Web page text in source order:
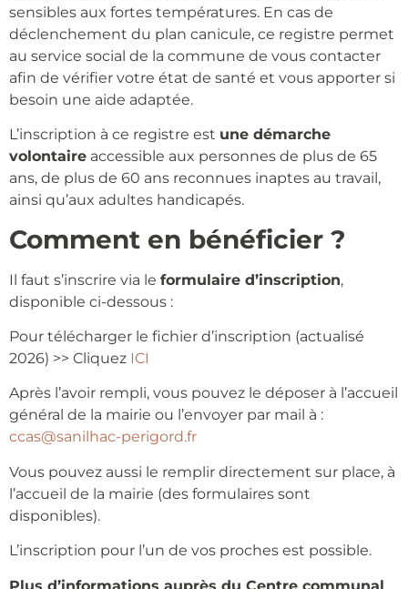
sensibles aux fortes températures. En cas de
déclenchement du plan canicule, ce registre permet
au service social de la commune de vous contacter
afin de vérifier votre état de santé et vous apporter si
besoin une aide adaptée.
L’inscription à ce registre est une démarche
volontaire accessible aux personnes de plus de 65
ans, de plus de 60 ans reconnues inaptes au travail,
ainsi qu’aux adultes handicapés.
Comment en bénéficier ?
Il faut s’inscrire via le formulaire d’inscription,
disponible ci-dessous :
Pour télécharger le fichier d’inscription (actualisé
2026) >> Cliquez ICI
Après l’avoir rempli, vous pouvez le déposer à l’accueil
général de la mairie ou l’envoyer par mail à :
ccas@sanilhac-perigord.fr
Vous pouvez aussi le remplir directement sur place, à
l’accueil de la mairie (des formulaires sont
disponibles).
L’inscription pour l’un de vos proches est possible.
Plus d’informations auprès du Centre communal